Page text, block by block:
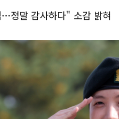
정말 감사하다" 소감 밝혀